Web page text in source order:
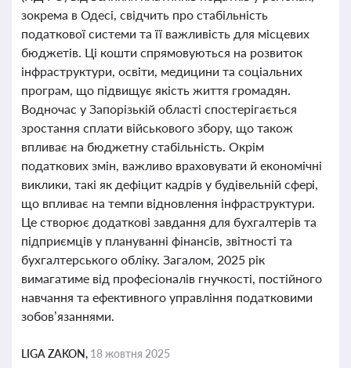
зокрема в Одесі, свідчить про стабільність
податкової системи та її важливість для місцевих
бюджетів. Ці кошти спрямовуються на розвиток
інфраструктури, освіти, медицини та соціальних
програм, що підвищує якість життя громадян.
Водночас у Запорізькій області спостерігається
зростання сплати військового збору, що також
впливає на бюджетну стабільність. Окрім
податкових змін, важливо враховувати й економічні
виклики, такі як дефіцит кадрів у будівельній сфері,
що впливає на темпи відновлення інфраструктури.
Це створює додаткові завдання для бухгалтерів та
підприємців у плануванні фінансів, звітності та
бухгалтерського обліку. Загалом, 2025 рік
вимагатиме від професіоналів гнучкості, постійного
навчання та ефективного управління податковими
зобов’язаннями.
LIGA ZAKON, 18 жовтня 2025